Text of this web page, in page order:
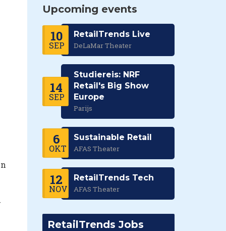
Upcoming events
10
SEP
RetailTrends Live
DeLaMar Theater
14
SEP
Studiereis: NRF
Retail's Big Show
Europe
Parijs
6
OKT
Sustainable Retail
AFAS Theater
12
NOV
RetailTrends Tech
AFAS Theater
RetailTrends Jobs